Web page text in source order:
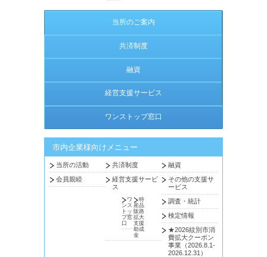
当所のご案内
共済制度
融資
経営支援サービス
ワンストップ窓口
市内企業様向けメニュー
当所の活動 共済制度
融資
会員親睦
経営支援サービ
ス
ワ
ンス
トッ
プ窓
口
特
産品
販路
拡大
支援
助成
金
その他の支援サ
ービス
調査・統計
検定情報
★2026紋別市消
費拡大クーポン
事業（2026.8.1-
2026.12.31）